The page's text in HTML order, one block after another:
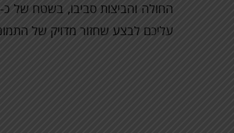
עליכם לבצע שחזור מדויק של